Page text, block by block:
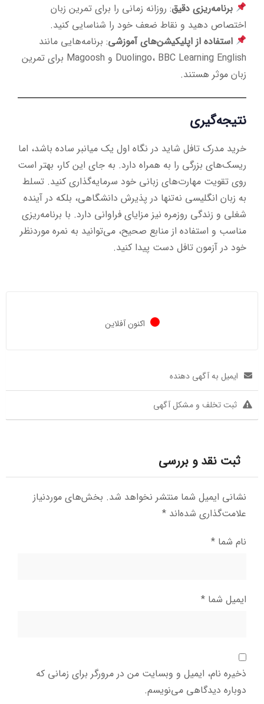
برنامه‌ریزی دقیق: روزانه زمانی را برای تمرین زبان
اختصاص دهید و نقاط ضعف خود را شناسایی کنید.
استفاده از اپلیکیشن‌های آموزشی: برنامه‌هایی مانند
Duolingo، BBC Learning English و Magoosh برای تمرین
زبان موثر هستند.
نتیجه‌گیری
خرید مدرک تافل شاید در نگاه اول یک میانبر ساده باشد، اما
ریسک‌های بزرگی را به همراه دارد. به جای این کار، بهتر است
روی تقویت مهارت‌های زبانی خود سرمایه‌گذاری کنید. تسلط
به زبان انگلیسی نه‌تنها در پذیرش دانشگاهی، بلکه در آینده
شغلی و زندگی روزمره نیز مزایای فراوانی دارد. با برنامه‌ریزی
مناسب و استفاده از منابع صحیح، می‌توانید به نمره موردنظر
خود در آزمون تافل دست پیدا کنید.
اکنون آفلاین
ایمیل به آگهی دهنده
ثبت تخلف و مشکل آگهی
ثبت نقد و بررسی
نشانی ایمیل شما منتشر نخواهد شد. بخش‌های موردنیاز
علامت‌گذاری شده‌اند *
نام شما *
ایمیل شما *
ذخیره نام، ایمیل و وبسایت من در مرورگر برای زمانی که
دوباره دیدگاهی می‌نویسم.